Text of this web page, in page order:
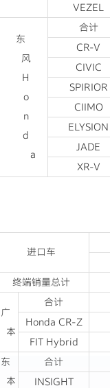
VEZEL
东
风
H
o
n
d
a
合计
CR-V
CIVIC
SPIRIOR
CIIMO
ELYSION
JADE
XR-V
进口车
终端销量总计
广
本
合计
Honda CR-Z
FIT Hybrid
东
本
合计
INSIGHT